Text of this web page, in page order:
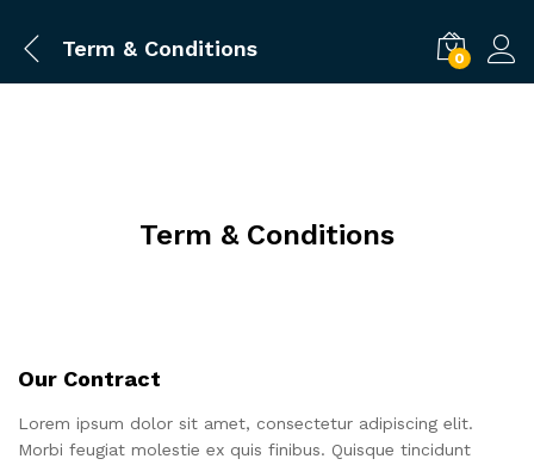
Term & Conditions 0
Term & Conditions
Our Contract
Lorem ipsum dolor sit amet, consectetur adipiscing elit.
Morbi feugiat molestie ex quis finibus. Quisque tincidunt